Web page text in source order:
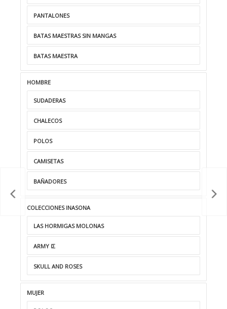
PANTALONES
BATAS MAESTRAS SIN MANGAS
BATAS MAESTRA
HOMBRE
SUDADERAS
CHALECOS
POLOS
CAMISETAS
BAÑADORES
COLECCIONES INASONA
LAS HORMIGAS MOLONAS
ARMY ΙΣ
SKULL AND ROSES
MUJER